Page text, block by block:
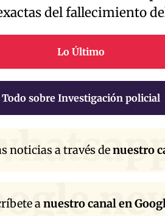
del fallecimiento
Lo Último
Todo sobre Investigación policial
noticias a través denuestro
anuestro canal en